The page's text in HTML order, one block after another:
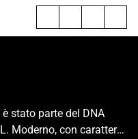
stato parte del DNA
Moderno, con carattere